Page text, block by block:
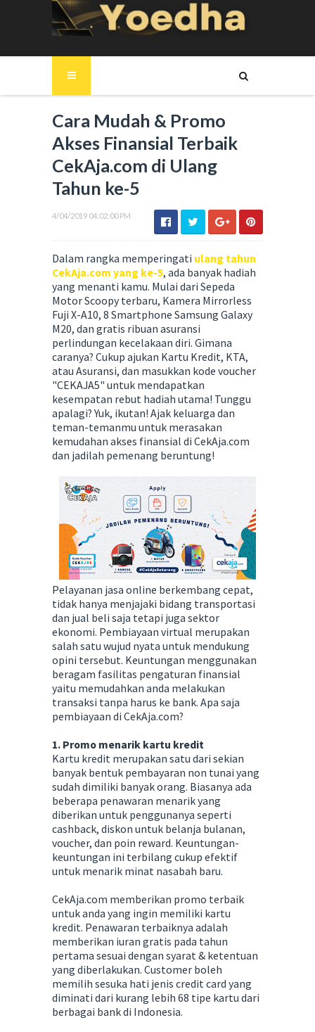
Cara Mudah & Promo
Akses Finansial Terbaik
CekAja.com di Ulang
Tahun ke-5
4/04/2019 04:02:00 PM
Dalam rangka memperingati ulang tahun
CekAja.com yang ke-5, ada banyak hadiah
yang menanti kamu. Mulai dari Sepeda
Motor Scoopy terbaru, Kamera Mirrorless
Fuji X-A10, 8 Smartphone Samsung Galaxy
M20, dan gratis ribuan asuransi
perlindungan kecelakaan diri. Gimana
caranya? Cukup ajukan Kartu Kredit, KTA,
atau Asuransi, dan masukkan kode voucher
"CEKAJA5" untuk mendapatkan
kesempatan rebut hadiah utama! Tunggu
apalagi? Yuk, ikutan! Ajak keluarga dan
teman-temanmu untuk merasakan
kemudahan akses finansial di CekAja.com
dan jadilah pemenang beruntung!
Pelayanan jasa online berkembang cepat,
tidak hanya menjajaki bidang transportasi
dan jual beli saja tetapi juga sektor
ekonomi. Pembiayaan virtual merupakan
salah satu wujud nyata untuk mendukung
opini tersebut. Keuntungan menggunakan
beragam fasilitas pengaturan finansial
yaitu memudahkan anda melakukan
transaksi tanpa harus ke bank. Apa saja
pembiayaan di CekAja.com?
1. Promo menarik kartu kredit
Kartu kredit merupakan satu dari sekian
banyak bentuk pembayaran non tunai yang
sudah dimiliki banyak orang. Biasanya ada
beberapa penawaran menarik yang
diberikan untuk penggunanya seperti
cashback, diskon untuk belanja bulanan,
voucher, dan poin reward. Keuntungan-
keuntungan ini terbilang cukup efektif
untuk menarik minat nasabah baru.
CekAja.com memberikan promo terbaik
untuk anda yang ingin memiliki kartu
kredit. Penawaran terbaiknya adalah
memberikan iuran gratis pada tahun
pertama sesuai dengan syarat & ketentuan
yang diberlakukan. Customer boleh
memilih sesuka hati jenis credit card yang
diminati dari kurang lebih 68 tipe kartu dari
berbagai bank di Indonesia.